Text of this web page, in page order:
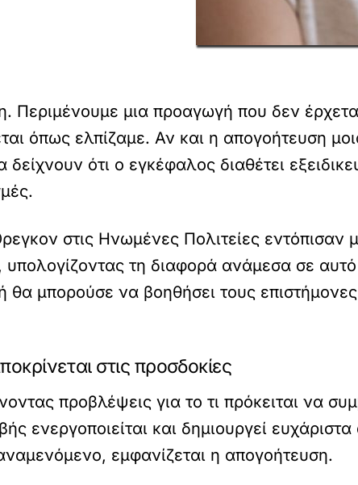
Περιμένουμε μια προαγωγή που δεν
όπως ελπίζαμε. Αν και η απογοήτευση
δείχνουν ότι ο εγκέφαλος διαθέτει
στις Ηνωμένες Πολιτείες
τη διαφορά ανάμεσα σε
θα μπορούσε να βοηθήσει τους
στις προσδοκίες
προβλέψεις για το τι πρόκειται να
ενεργοποιείται και δημιουργεί
εμφανίζεται η απογοήτευση.